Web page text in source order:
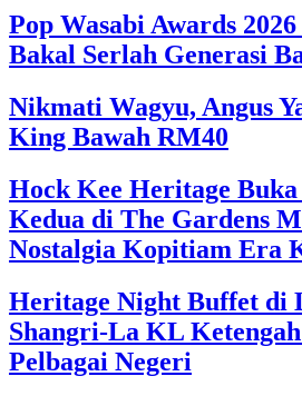
Pop Wasabi Awards
Bakal Serlah Generasi
Nikmati Wagyu, Angus
King Bawah RM40
Hock Kee Heritage Buka
Kedua di The Gardens
Nostalgia Kopitiam Era
Heritage Night Buffet di
Shangri-La KL
Pelbagai Negeri